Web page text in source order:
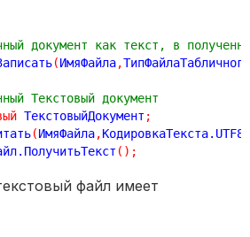
документ как текст, в
(ИмяФайла,
Текстовый документ
ТекстовыйДокумент ;
(ИмяФайла,КодировкаТекста.UTF8
( ) ;
файл имеет